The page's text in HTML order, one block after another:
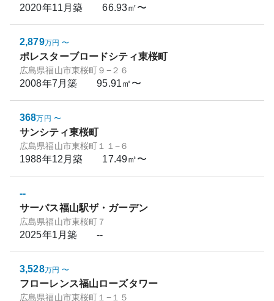
2020年11月築 66.93㎡〜
2,879万円 〜
ポレスターブロードシティ東桜町
広島県福山市東桜町９−２６
2008年7月築 95.91㎡〜
368万円 〜
サンシティ東桜町
広島県福山市東桜町１１−６
1988年12月築 17.49㎡〜
--
サーパス福山駅ザ・ガーデン
広島県福山市東桜町７
2025年1月築 --
3,528万円 〜
フローレンス福山ローズタワー
広島県福山市東桜町１−１５